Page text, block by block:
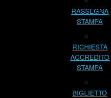
RASSEGNA
STAMPA
RICHIESTA
ACCREDITO
STAMPA
BIGLIETTO